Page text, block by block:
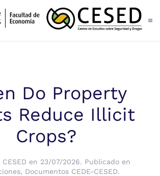
content
Do Property
Reduce Illicit
Crops?
CESED en 23/07/2026. Publicado en
, Documentos CEDE-CESED.